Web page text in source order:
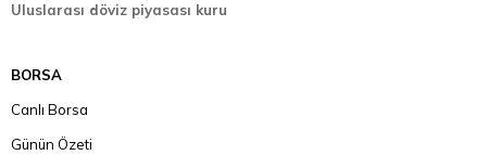
Uluslarası döviz piyasası kuru
BORSA
Canlı Borsa
Günün Özeti